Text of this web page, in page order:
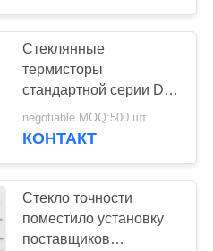
Стеклянные
термисторы
стандартной серии DO-
negotiable MOQ:500 шт.
КОНТАКТ
Стекло точности
поместило установку
поставщиков